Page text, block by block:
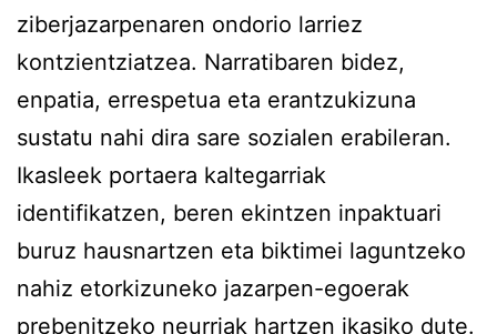
ziberjazarpenaren ondorio larriez
kontzientziatzea. Narratibaren bidez,
enpatia, errespetua eta erantzukizuna
sustatu nahi dira sare sozialen erabileran.
Ikasleek portaera kaltegarriak
identifikatzen, beren ekintzen inpaktuari
buruz hausnartzen eta biktimei laguntzeko
nahiz etorkizuneko jazarpen-egoerak
prebenitzeko neurriak hartzen ikasiko dute.